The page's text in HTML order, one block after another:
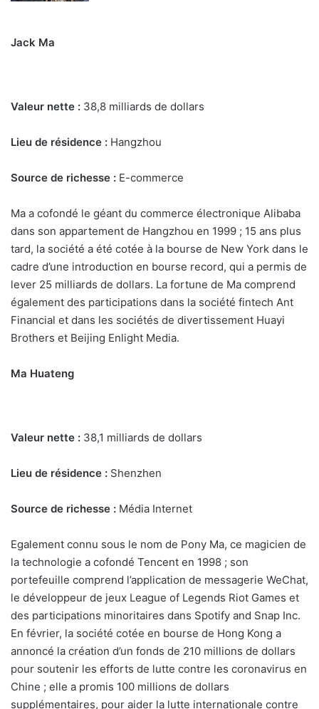
Jack Ma
Valeur nette : 38,8 milliards de dollars
Lieu de résidence : Hangzhou
Source de richesse : E-commerce
Ma a cofondé le géant du commerce électronique Alibaba
dans son appartement de Hangzhou en 1999 ; 15 ans plus
tard, la société a été cotée à la bourse de New York dans le
cadre d’une introduction en bourse record, qui a permis de
lever 25 milliards de dollars. La fortune de Ma comprend
également des participations dans la société fintech Ant
Financial et dans les sociétés de divertissement Huayi
Brothers et Beijing Enlight Media.
Ma Huateng
Valeur nette : 38,1 milliards de dollars
Lieu de résidence : Shenzhen
Source de richesse : Média Internet
Egalement connu sous le nom de Pony Ma, ce magicien de
la technologie a cofondé Tencent en 1998 ; son
portefeuille comprend l’application de messagerie WeChat,
le développeur de jeux League of Legends Riot Games et
des participations minoritaires dans Spotify and Snap Inc.
En février, la société cotée en bourse de Hong Kong a
annoncé la création d’un fonds de 210 millions de dollars
pour soutenir les efforts de lutte contre les coronavirus en
Chine ; elle a promis 100 millions de dollars
supplémentaires, pour aider la lutte internationale contre